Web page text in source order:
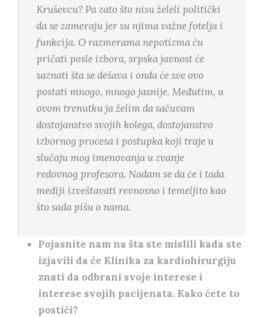
Kruševcu? Pa zato što nisu želeli politički
da se zameraju jer su njima važne fotelja i
funkcija. O razmerama nepotizma ću
pričati posle izbora, srpska javnost će
saznati šta se dešava i onda će sve ovo
postati mnogo, mnogo jasnije. Međutim, u
ovom trenutku ja želim da sačuvam
dostojanstvo svojih kolega, dostojanstvo
izbornog procesa i postupka koji traje u
slučaju mog imenovanja u zvanje
redovnog profesora. Nadam se da će i tada
mediji izveštavati revnosno i temeljito kao
što sada pišu o nama.
Pojasnite nam na šta ste mislili kada ste
izjavili da će Klinika za kardiohirurgiju
znati da odbrani svoje interese i
interese svojih pacijenata. Kako ćete to
postići?